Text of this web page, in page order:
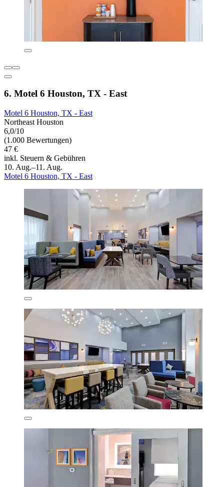
6. Motel 6 Houston, TX - East
Motel 6 Houston, TX - East
Northeast Houston
6,0/10
(1.000 Bewertungen)
47 €
inkl. Steuern & Gebühren
10. Aug.–11. Aug.
Motel 6 Houston, TX - East